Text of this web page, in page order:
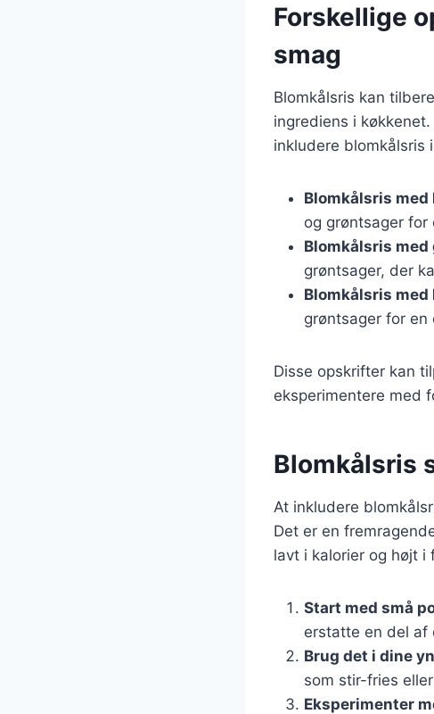
Forskellige
smag
Blomkålsris kan
ingrediens i
inkludere blomkålsris
Blomkålsris med
og grøntsager for
Blomkålsris
grøntsager, der
Blomkålsris med
grøntsager for en
Disse opskrifter kan
eksperimentere med
Blomkålsris
At inkludere
Det er en
lavt i kalorier og højt i
Start med små
erstatte en del af
Brug det i dine
som stir-fries
Eksperimenter